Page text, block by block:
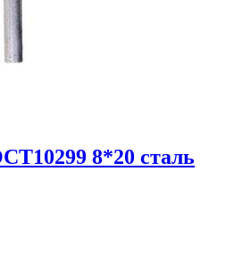
8*20 сталь